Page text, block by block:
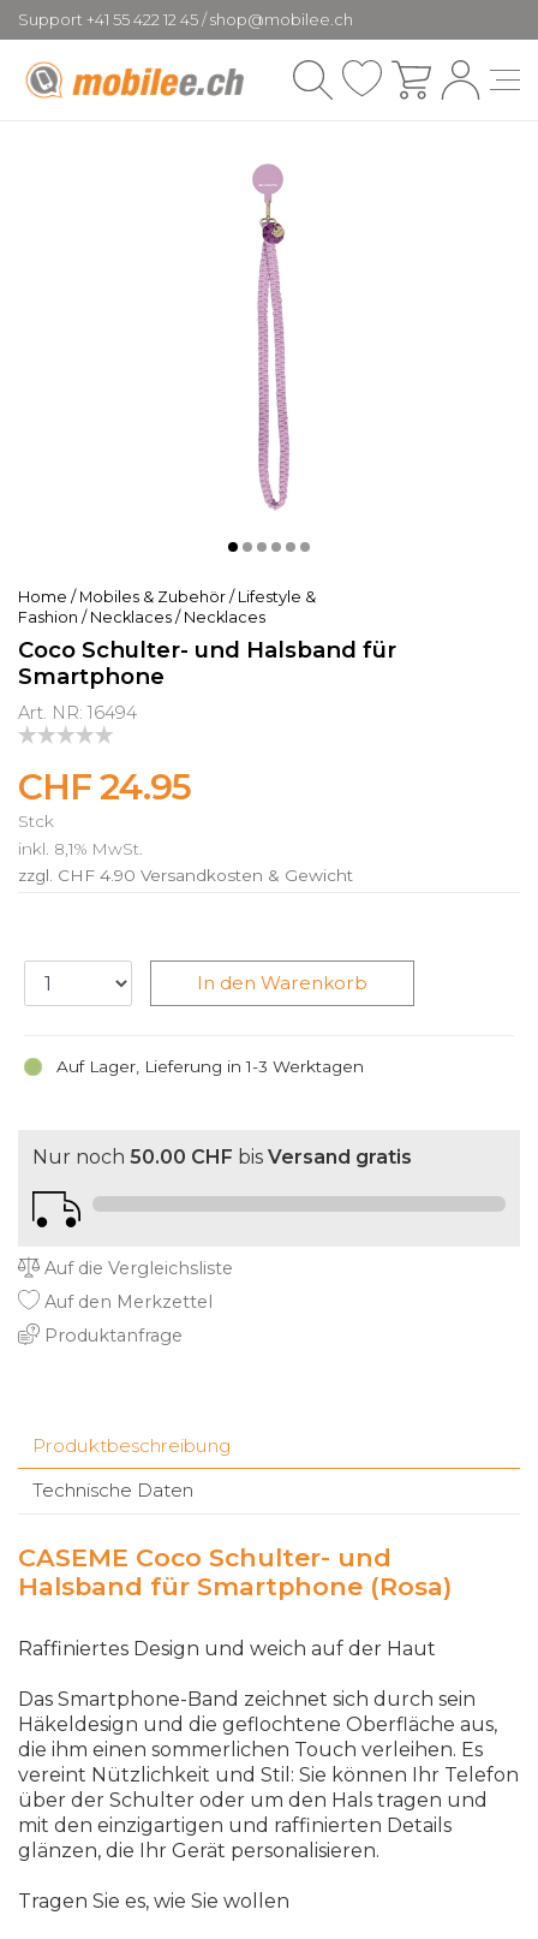
Support +41 55 422 12 45 / shop@mobilee.ch
Home / Mobiles & Zubehör / Lifestyle &
Fashion / Necklaces / Necklaces
Coco Schulter- und Halsband für
Smartphone
Art. NR: 16494
CHF 24.95
Stck
inkl. 8,1% MwSt.
zzgl. CHF 4.90 Versandkosten & Gewicht
Auf Lager, Lieferung in 1-3 Werktagen
In den Warenkorb
Nur noch 50.00 CHF bis Versand gratis
Auf die Vergleichsliste
Auf den Merkzettel
Produktanfrage
Produktbeschreibung
Technische Daten
CASEME Coco Schulter- und
Halsband für Smartphone (Rosa)
Raffiniertes Design und weich auf der Haut
Das Smartphone-Band zeichnet sich durch sein
Häkeldesign und die geflochtene Oberfläche aus,
die ihm einen sommerlichen Touch verleihen. Es
vereint Nützlichkeit und Stil: Sie können Ihr Telefon
über der Schulter oder um den Hals tragen und
mit den einzigartigen und raffinierten Details
glänzen, die Ihr Gerät personalisieren.
Tragen Sie es, wie Sie wollen